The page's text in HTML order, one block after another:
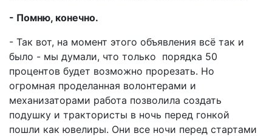
- Помню, конечно.
- Так вот, на момент этого объявления всё так и
было - мы думали, что только порядка 50
процентов будет возможно прорезать. Но
огромная проделанная волонтерами и
механизаторами работа позволила создать
подушку и трактористы в ночь перед гонкой
пошли как ювелиры. Они все ночи перед стартами